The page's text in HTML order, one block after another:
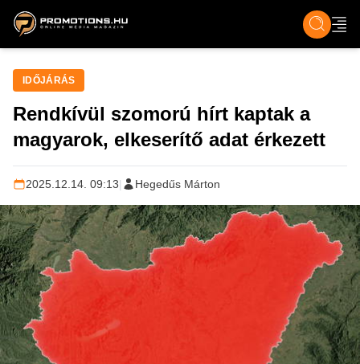
ZENE, FILM & KULT ÉLET TECH &
IDŐJÁRÁS
Rendkívül szomorú hírt kaptak a
magyarok, elkeserítő adat érkezett
2025.12.14. 09:13| Hegedűs Márton